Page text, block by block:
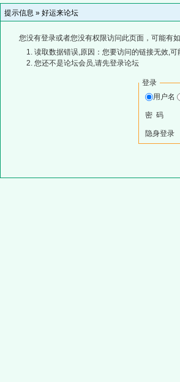
提示信息 » 好运来论坛
您没有登录或者您没有权限访问此页面，可能有
读取数据错误,原因：您要访问的链接无效,
您还不是论坛会员,请先登录论坛
登录
用户名
密 码
隐身登录